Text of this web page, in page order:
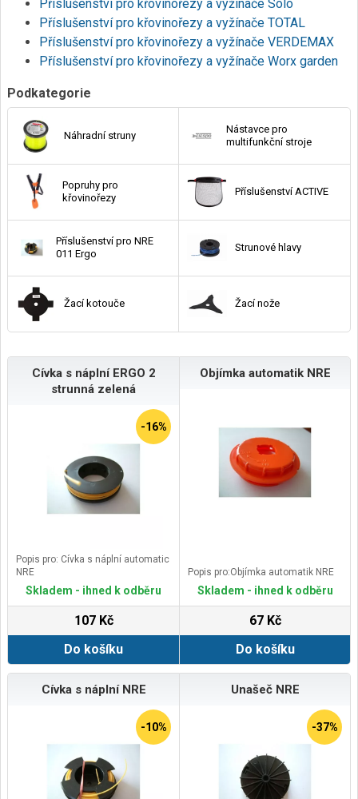
Příslušenství pro křovinořezy a vyžínače Solo
Příslušenství pro křovinořezy a vyžínače TOTAL
Příslušenství pro křovinořezy a vyžínače VERDEMAX
Příslušenství pro křovinořezy a vyžínače Worx garden
Podkategorie
Náhradní struny
Nástavce pro
multifunkční stroje
Popruhy pro
křovinořezy
Příslušenství ACTIVE
Příslušenství pro NRE
011 Ergo
Strunové hlavy
Žací kotouče Žací nože
Cívka s náplní ERGO 2
strunná zelená
-16%
Popis pro: Cívka s náplní automatic
NRE
Skladem - ihned k odběru
107 Kč
Do košíku
Objímka automatik NRE
Popis pro:Objímka automatik NRE
Skladem - ihned k odběru
67 Kč
Do košíku
Cívka s náplní NRE
-10%
Unašeč NRE
-37%